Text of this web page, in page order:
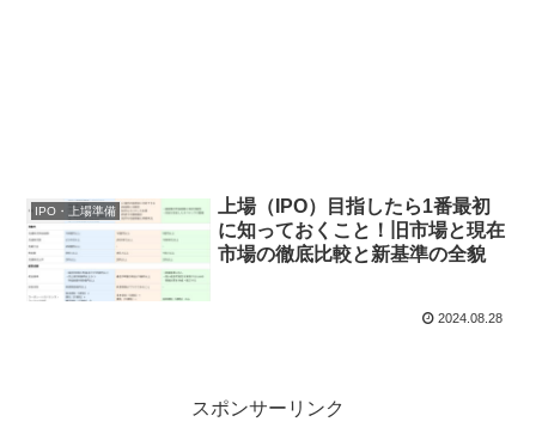
IPO・上場準備
上場（IPO）目指したら1番最初
に知っておくこと！旧市場と現在
市場の徹底比較と新基準の全貌
2024.08.28
スポンサーリンク